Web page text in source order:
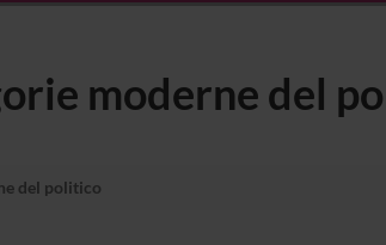
moderne del
del politico